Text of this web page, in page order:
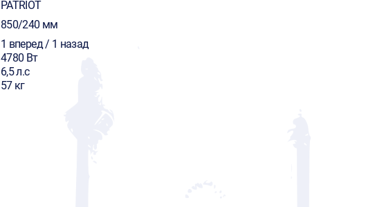
PATRIOT
850/240 мм
1 вперед / 1 назад
4780 Вт
6,5 л.с
57 кг